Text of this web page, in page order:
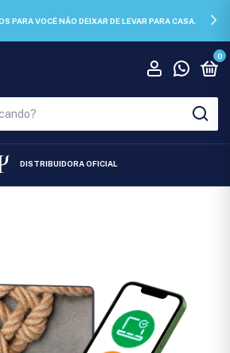
PARA VOCÊ NÃO DEIXAR DE LEVAR PARA CASA.
0
DISTRIBUIDORA OFICIAL